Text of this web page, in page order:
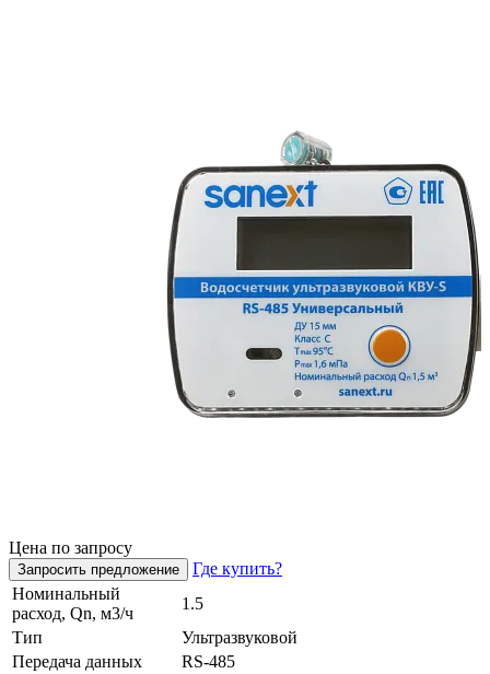
Цена по запросу
Запросить предложение
Где купить?
Номинальный
расход, Qn, м3/ч
1.5
Тип
Ультразвуковой
Передача данных
RS-485